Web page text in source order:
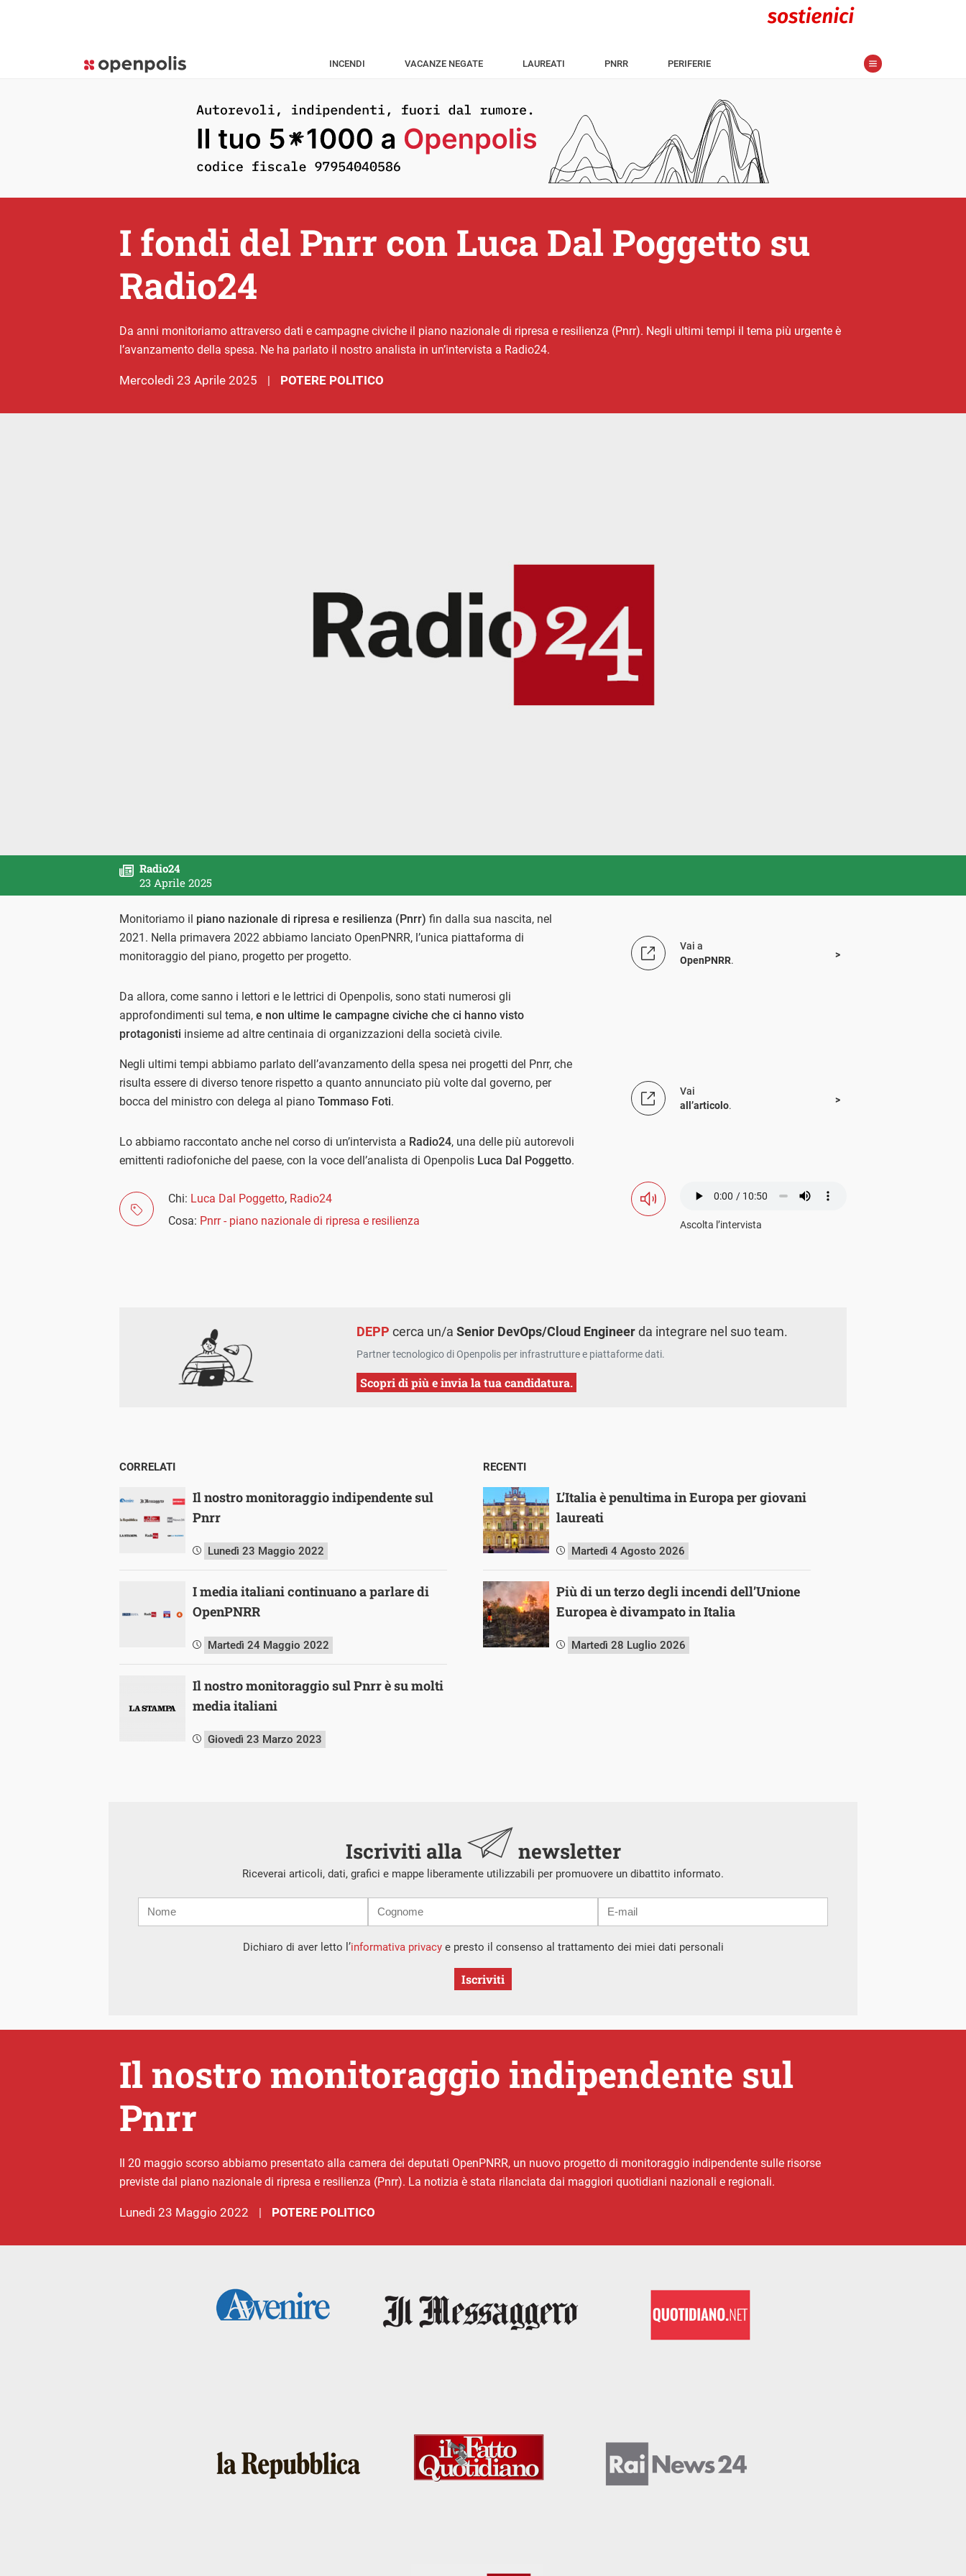
INCENDI VACANZE NEGATE LAUREATI PNRR PERIFERIE
I fondi del Pnrr con Luca Dal Poggetto su
Radio24
Da anni monitoriamo attraverso dati e campagne civiche il piano nazionale di ripresa e resilienza (Pnrr). Negli ultimi tempi il tema più urgente è
l’avanzamento della spesa. Ne ha parlato il nostro analista in un’intervista a Radio24.
mercoledì 23 Aprile 2025 | POTERE POLITICO
Radio24
23 Aprile 2025
Monitoriamo il piano nazionale di ripresa e resilienza (Pnrr) fin dalla sua nascita, nel
2021. Nella primavera 2022 abbiamo lanciato OpenPNRR, l’unica piattaforma di
monitoraggio del piano, progetto per progetto.
Vai a
OpenPNRR.
Da allora, come sanno i lettori e le lettrici di Openpolis, sono stati numerosi gli
approfondimenti sul tema, e non ultime le campagne civiche che ci hanno visto
protagonisti insieme ad altre centinaia di organizzazioni della società civile.
Negli ultimi tempi abbiamo parlato dell’avanzamento della spesa nei progetti del Pnrr, che
risulta essere di diverso tenore rispetto a quanto annunciato più volte dal governo, per
bocca del ministro con delega al piano Tommaso Foti.
Vai
all’articolo.
Lo abbiamo raccontato anche nel corso di un’intervista a Radio24, una delle più autorevoli
emittenti radiofoniche del paese, con la voce dell’analista di Openpolis Luca Dal Poggetto.
Ascolta l’intervista
Chi: Luca Dal Poggetto, Radio24
Cosa: Pnrr - piano nazionale di ripresa e resilienza
DEPP cerca un/aSenior DevOps/Cloud Engineerda integrare nel suo team.
Partner tecnologico di Openpolis per infrastrutture e piattaforme dati.
Scopri di più e invia la tua candidatura.
CORRELATI
Il nostro monitoraggio indipendente sul
Pnrr
Lunedì 23 Maggio 2022
I media italiani continuano a parlare di
OpenPNRR
Martedì 24 Maggio 2022
Il nostro monitoraggio sul Pnrr è su molti
media italiani
Giovedì 23 Marzo 2023
RECENTI
L’Italia è penultima in Europa per giovani
laureati
Martedì 4 Agosto 2026
Più di un terzo degli incendi dell’Unione
Europea è divampato in Italia
Martedì 28 Luglio 2026
Iscriviti alla newsletter
Riceverai articoli, dati, grafici e mappe liberamente utilizzabili per promuovere un dibattito informato.
mail
Dichiaro di aver letto l’informativa privacye presto il consenso al trattamento dei miei dati personali
Iscriviti
Il nostro monitoraggio indipendente sul
Pnrr
Il 20 maggio scorso abbiamo presentato alla camera dei deputati OpenPNRR, un nuovo progetto di monitoraggio indipendente sulle risorse
previste dal piano nazionale di ripresa e resilienza (Pnrr). La notizia è stata rilanciata dai maggiori quotidiani nazionali e regionali.
lunedì 23 Maggio 2022 POTERE POLITICO